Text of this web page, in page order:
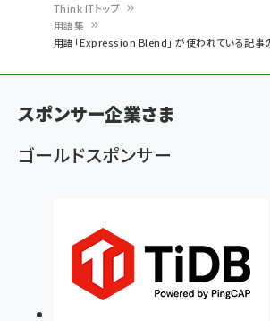
ン
く
ず
Think ITトップ
用語集
用語「Expression Blend」 が使われている記事
スポンサー企業さま
ゴールドスポンサー